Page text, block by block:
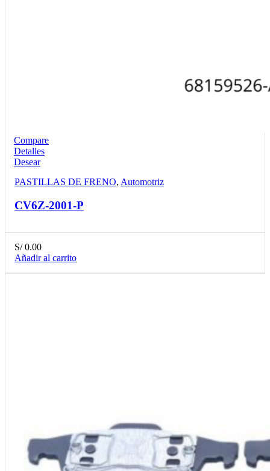
Compare
Detalles
Desear
PASTILLAS DE FRENO, Automotriz
CV6Z-2001-P
S/0.00
Añadir al carrito